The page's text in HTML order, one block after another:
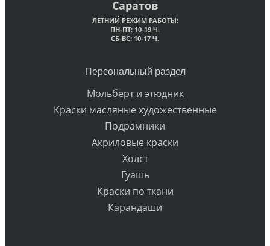
Саратов
ЛЕТНИЙ РЕЖИМ РАБОТЫ:
ПН-ПТ: 10-19 Ч.
СБ-ВС: 10-17 Ч.
Персональный раздел
Мольберт и этюдник
Краски масляные художественные
Подрамники
Акриловые краски
Холст
Гуашь
Краски по ткани
Карандаши